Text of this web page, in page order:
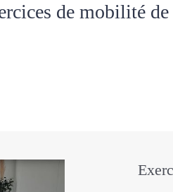
de mobilité